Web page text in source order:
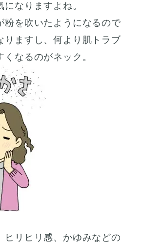
なりますよね。
粉を吹いたようになるので
りますし、何より肌トラブ
くなるのがネック。
ヒリヒリ感、かゆみなどの